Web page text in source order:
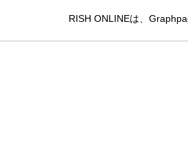
RISH ONLINEは、